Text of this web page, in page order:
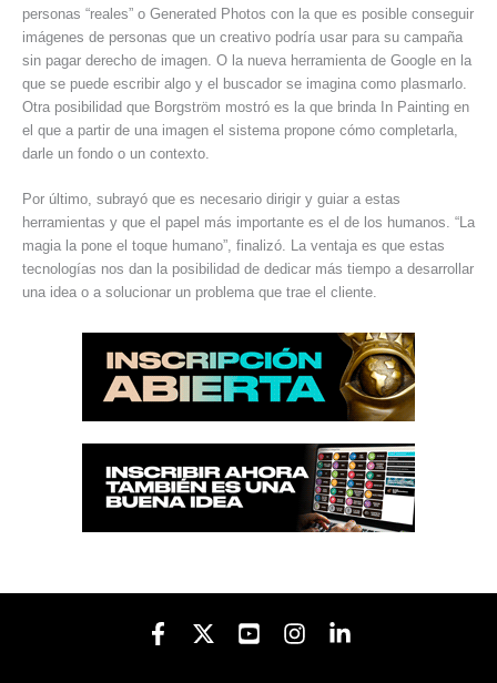
personas “reales” o Generated Photos con la que es posible conseguir
imágenes de personas que un creativo podría usar para su campaña
sin pagar derecho de imagen. O la nueva herramienta de Google en la
que se puede escribir algo y el buscador se imagina como plasmarlo.
Otra posibilidad que Borgström mostró es la que brinda In Painting en
el que a partir de una imagen el sistema propone cómo completarla,
darle un fondo o un contexto.
Por último, subrayó que es necesario dirigir y guiar a estas
herramientas y que el papel más importante es el de los humanos. “La
magia la pone el toque humano”, finalizó. La ventaja es que estas
tecnologías nos dan la posibilidad de dedicar más tiempo a desarrollar
una idea o a solucionar un problema que trae el cliente.